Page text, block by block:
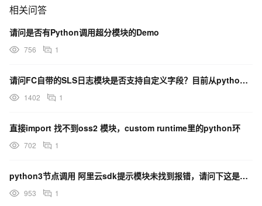
相关问答
请问是否有Python调用超分模块的Demo
756 1
请问FC自带的SLS日志模块是否支持自定义字段？目前从python的SDK文档上看，只能产生mess
1402 1
直接import 找不到oss2 模块，custom runtime里的python环
702 1
python3节点调用 阿里云sdk提示模块未找到报错，请问下这是什么原因，路径问题吗？
953 1